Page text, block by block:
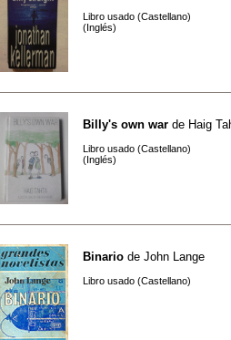
Libro usado (Castellano)
(Inglés)
Billy's own war de Haig
Libro usado (Castellano)
(Inglés)
Binario de John Lange
Libro usado (Castellano)